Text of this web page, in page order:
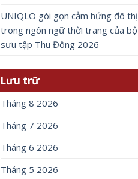
UNIQLO gói gọn cảm hứng đô thị
trong ngôn ngữ thời trang của bộ
sưu tập Thu Đông 2026
Lưu trữ
Tháng 8 2026
Tháng 7 2026
Tháng 6 2026
Tháng 5 2026